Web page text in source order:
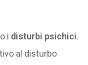
i disturbi psichici.
al disturbo